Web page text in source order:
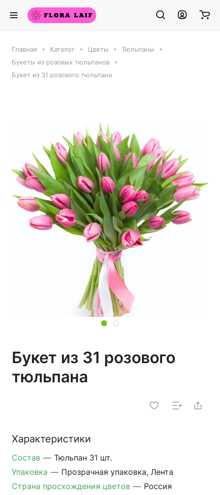
Главная Каталог Цветы
Тюльпаны
Букеты из розовых тюльпанов
Букет из 31 розового тюльпана
Букет из 31 розового
тюльпана
Характеристики
Состав — Тюльпан 31 шт.
Упаковка — Прозрачная упаковка, Лента
Страна просхождения цветов — Россия